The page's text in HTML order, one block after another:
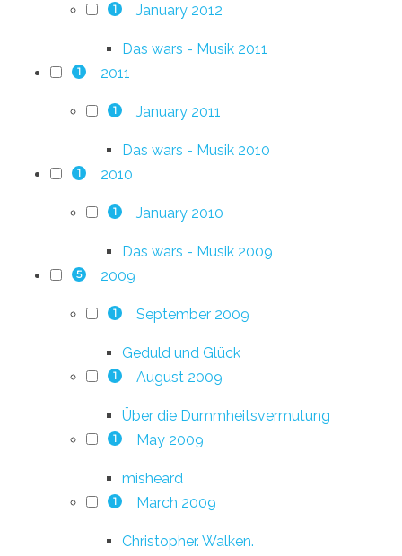
1 January 2012
Das wars - Musik 2011
1 2011
1 January 2011
Das wars - Musik 2010
1 2010
1 January 2010
Das wars - Musik 2009
5 2009
1 September 2009
Geduld und Glück
1 August 2009
Über die Dummheitsvermutung
1 May 2009
misheard
1 March 2009
Christopher. Walken.